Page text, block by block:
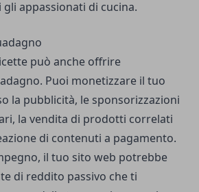
appassionati di cucina.
può anche offrire
Puoi monetizzare il tuo
la pubblicità, le sponsorizzazioni
la vendita di prodotti correlati
di contenuti a pagamento.
il tuo sito web potrebbe
di reddito passivo che ti